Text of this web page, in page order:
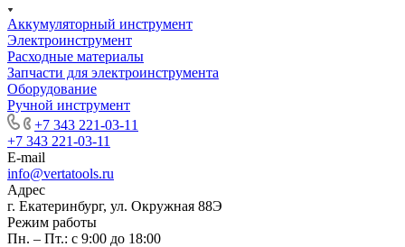
Аккумуляторный инструмент
Электроинструмент
Расходные материалы
Запчасти для электроинструмента
Оборудование
Ручной инструмент
+7 343 221-03-11
+7 343 221-03-11
E-mail
info@vertatools.ru
Адрес
г. Екатеринбург, ул. Окружная 88Э
Режим работы
Пн. – Пт.: с 9:00 до 18:00